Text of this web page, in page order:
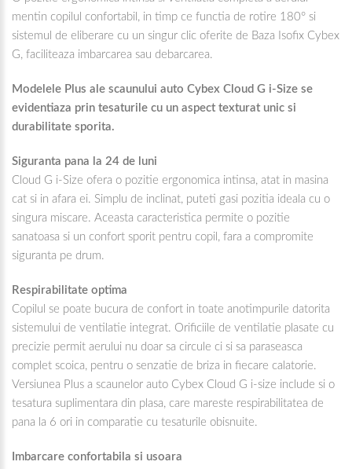
mentin copilul confortabil, in timp ce functia de rotire 180° si
sistemul de eliberare cu un singur clic oferite de Baza Isofix Cybex
G, faciliteaza imbarcarea sau debarcarea.
Modelele Plus ale scaunului auto Cybex Cloud G i-Size se
evidentiaza prin tesaturile cu un aspect texturat unic si
durabilitate sporita.
Siguranta pana la 24 de luni
Cloud G i-Size ofera o pozitie ergonomica intinsa, atat in masina
cat si in afara ei. Simplu de inclinat, puteti gasi pozitia ideala cu o
singura miscare. Aceasta caracteristica permite o pozitie
sanatoasa si un confort sporit pentru copil, fara a compromite
siguranta pe drum.
Respirabilitate optima
Copilul se poate bucura de confort in toate anotimpurile datorita
sistemului de ventilatie integrat. Orificiile de ventilatie plasate cu
precizie permit aerului nu doar sa circule ci si sa paraseasca
complet scoica, pentru o senzatie de briza in fiecare calatorie.
Versiunea Plus a scaunelor auto Cybex Cloud G i-size include si o
tesatura suplimentara din plasa, care mareste respirabilitatea de
pana la 6 ori in comparatie cu tesaturile obisnuite.
Imbarcare confortabila si usoara